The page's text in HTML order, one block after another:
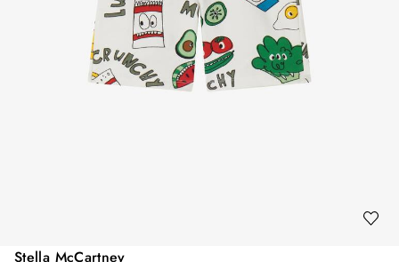
Stella McCartney